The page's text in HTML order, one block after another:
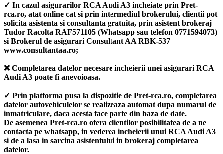
✓ In cazul asigurarilor RCA Audi A3 incheiate prin Pret-
rca.ro, atat online cat si prin intermediul brokerului, clientii pot
solicita asistenta si consultanta gratuita, prin asistent brokeraj
Tudor Racolta RAF571105 (Whatsapp sau telefon 0771594073)
si Brokerul de asigurari Consultant AA RBK-537
www.consultantaa.ro;
❌ Completarea datelor necesare incheierii unei asigurari RCA
Audi A3 poate fi anevoioasa.
✓ Prin platforma pusa la dispozitie de Pret-rca.ro, completarea
datelor autovehiculelor se realizeaza automat dupa numarul de
inmatriculare, daca acesta face parte din baza de date.
De asemenea Pret-rca.ro ofera clientilor posibilitatea de a ne
contacta pe whatsapp, in vederea incheierii unui RCA Audi A3
si de a lasa in sarcina asistentului in brokeraj completarea
datelor.